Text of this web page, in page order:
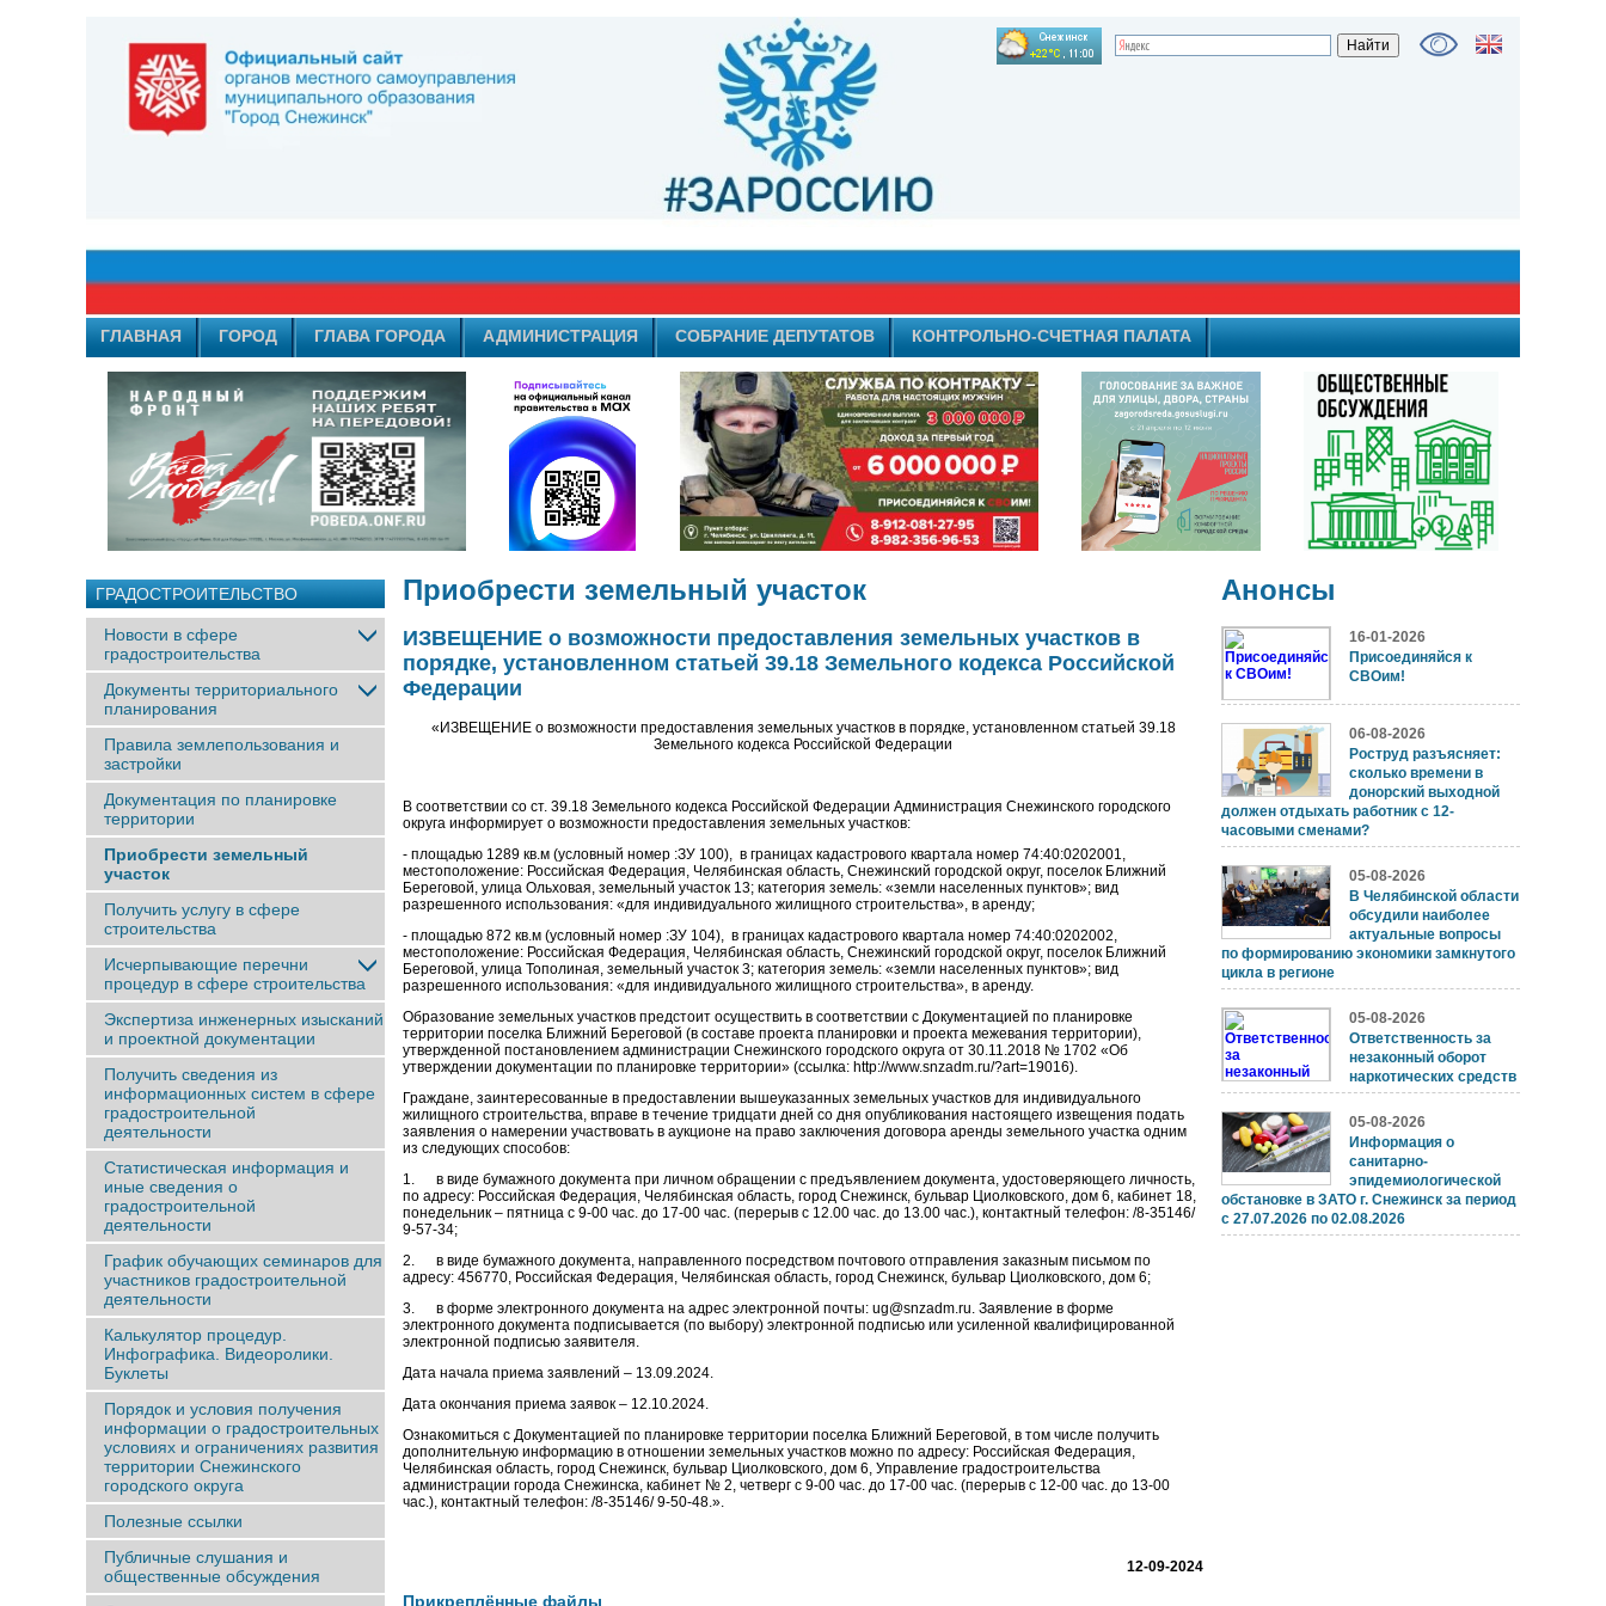
ГЛАВНАЯ ГОРОД ГЛАВА ГОРОДА АДМИНИСТРАЦИЯ СОБРАНИЕ ДЕПУТАТОВ КОНТРОЛЬНО-СЧЕТНАЯ ПАЛАТА
ГРАДОСТРОИТЕЛЬСТВО
Новости в сфере
градостроительства
Документы территориального
планирования
Правила землепользования и
застройки
Документация по планировке
территории
Приобрести земельный
участок
Получить услугу в сфере
строительства
Исчерпывающие перечни
процедур в сфере строительства
Экспертиза инженерных изысканий
и проектной документации
Получить сведения из
информационных систем в сфере
градостроительной
деятельности
Статистическая информация и
иные сведения о
градостроительной
деятельности
График обучающих семинаров для
участников градостроительной
деятельности
Калькулятор процедур.
Инфографика. Видеоролики.
Буклеты
Порядок и условия получения
информации о градостроительных
условиях и ограничениях развития
территории Снежинского
городского округа
Полезные ссылки
Публичные слушания и
общественные обсуждения
Приобрести земельный участок
ИЗВЕЩЕНИЕ о возможности предоставления земельных участков в
порядке, установленном статьей 39.18 Земельного кодекса Российской
Федерации
«ИЗВЕЩЕНИЕ о возможности предоставления земельных участков в порядке, установленном статьей 39.18
Земельного кодекса Российской Федерации
В соответствии со ст. 39.18 Земельного кодекса Российской Федерации Администрация Снежинского городского
округа информирует о возможности предоставления земельных участков:
- площадью 1289 кв.м (условный номер :ЗУ 100), в границах кадастрового квартала номер 74:40:0202001,
местоположение: Российская Федерация, Челябинская область, Снежинский городской округ, поселок Ближний
Береговой, улица Ольховая, земельный участок 13; категория земель: «земли населенных пунктов»; вид
разрешенного использования: «для индивидуального жилищного строительства», в аренду;
- площадью 872 кв.м (условный номер :ЗУ 104), в границах кадастрового квартала номер 74:40:0202002,
местоположение: Российская Федерация, Челябинская область, Снежинский городской округ, поселок Ближний
Береговой, улица Тополиная, земельный участок 3; категория земель: «земли населенных пунктов»; вид
разрешенного использования: «для индивидуального жилищного строительства», в аренду.
Образование земельных участков предстоит осуществить в соответствии с Документацией по планировке
территории поселка Ближний Береговой (в составе проекта планировки и проекта межевания территории),
утвержденной постановлением администрации Снежинского городского округа от 30.11.2018 № 1702 «Об
утверждении документации по планировке территории» (ссылка: http://www.snzadm.ru/?art=19016).
Граждане, заинтересованные в предоставлении вышеуказанных земельных участков для индивидуального
жилищного строительства, вправе в течение тридцати дней со дня опубликования настоящего извещения подать
заявления о намерении участвовать в аукционе на право заключения договора аренды земельного участка одним
из следующих способов:
1. в виде бумажного документа при личном обращении с предъявлением документа, удостоверяющего личность,
по адресу: Российская Федерация, Челябинская область, город Снежинск, бульвар Циолковского, дом 6, кабинет 18,
понедельник – пятница с 9-00 час. до 17-00 час. (перерыв с 12.00 час. до 13.00 час.), контактный телефон: /8-35146/
9-57-34;
2. в виде бумажного документа, направленного посредством почтового отправления заказным письмом по
адресу: 456770, Российская Федерация, Челябинская область, город Снежинск, бульвар Циолковского, дом 6;
3. в форме электронного документа на адрес электронной почты: ug@snzadm.ru. Заявление в форме
электронного документа подписывается (по выбору) электронной подписью или усиленной квалифицированной
электронной подписью заявителя.
Дата начала приема заявлений – 13.09.2024.
Дата окончания приема заявок – 12.10.2024.
Ознакомиться с Документацией по планировке территории поселка Ближний Береговой, в том числе получить
дополнительную информацию в отношении земельных участков можно по адресу: Российская Федерация,
Челябинская область, город Снежинск, бульвар Циолковского, дом 6, Управление градостроительства
администрации города Снежинска, кабинет № 2, четверг с 9-00 час. до 17-00 час. (перерыв с 12-00 час. до 13-00
час.), контактный телефон: /8-35146/ 9-50-48.».
12-09-2024
Прикреплённые файлы
Анонсы
16-01-2026
Присоединяйся к
СВОим!
06-08-2026
Роструд разъясняет:
сколько времени в
донорский выходной
должен отдыхать работник с 12-
часовыми сменами?
05-08-2026
В Челябинской области
обсудили наиболее
актуальные вопросы
по формированию экономики замкнутого
цикла в регионе
05-08-2026
Ответственность за
незаконный оборот
наркотических средств
05-08-2026
Информация о
санитарно-
эпидемиологической
обстановке в ЗАТО г. Снежинск за период
с 27.07.2026 по 02.08.2026